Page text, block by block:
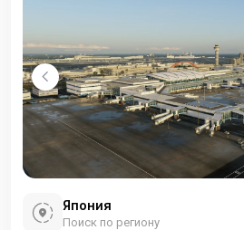
годы, однако, международное
Япония
Поиск по региону